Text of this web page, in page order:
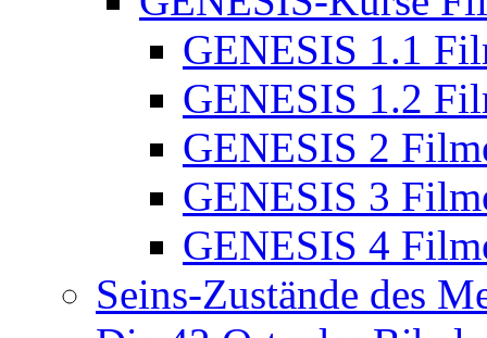
GENESIS 1.1
GENESIS 1.2
GENESIS 2
GENESIS 3
GENESIS 4
Seins-Zustände des